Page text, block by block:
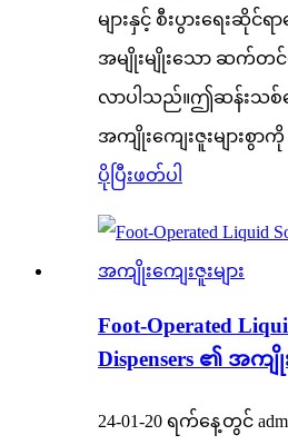
များနှင့် စီးပွားရေးဆိုင်ရ
အမျိုးမျိုးသော ဆက်တင်မ
လာပါသည်။ဤဆန်းသစ်သ
အကျိုးကျေးဇူးများစွာကို
ပိုပြီးဖတ်ပါ
Foot-Operated
Dispensers ၏ အကျိုး
24-01-20 ရက်နေ့တွင်